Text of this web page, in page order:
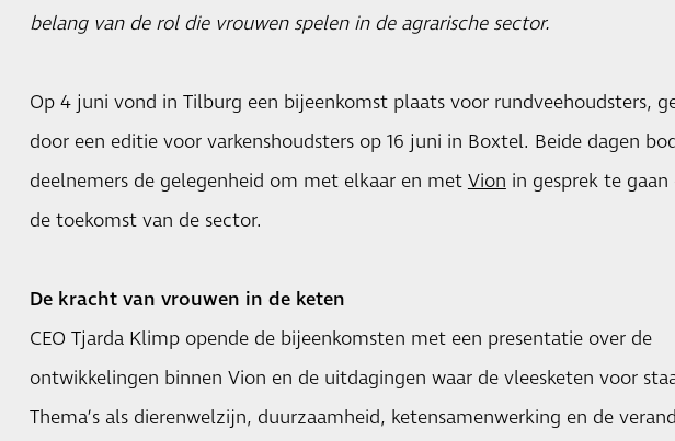
belang van de rol die vrouwen spelen in de agrarische sector.
Op 4 juni vond in Tilburg een bijeenkomst plaats voor rundveehoudsters,
door een editie voor varkenshoudsters op 16 juni in Boxtel. Beide dagen
deelnemers de gelegenheid om met elkaar en metVionin gesprek te gaan
de toekomst van de sector.
De kracht van vrouwen in de keten
CEO Tjarda Klimp opende de bijeenkomsten met een presentatie over de
ontwikkelingen binnen Vion en de uitdagingen waar de vleesketen voor
Thema’s als dierenwelzijn, duurzaamheid, ketensamenwerking en de